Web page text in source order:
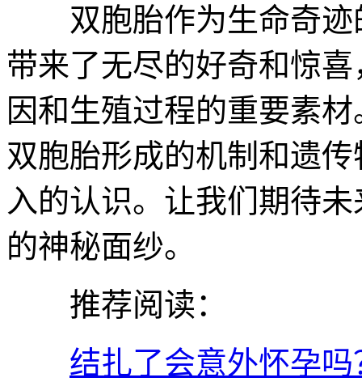
双胞胎作为生命奇迹
带来了无尽的好奇和惊
因和生殖过程的重要素
双胞胎形成的机制和遗
入的认识。让我们期待
的神秘面纱。
推荐阅读：
结扎了会意外怀孕